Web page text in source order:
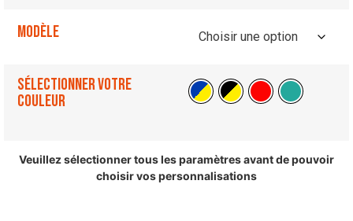
Modèle
Sélectionner votre
couleur
Veuillez sélectionner tous les paramètres avant de pouvoir
choisir vos personnalisations